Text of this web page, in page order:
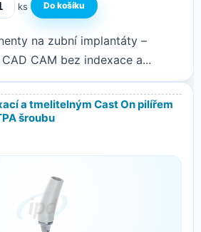
ks
na zubní implantáty –
CAM bez indexace a...
a tmelitelným Cast On pilířem
šroubu